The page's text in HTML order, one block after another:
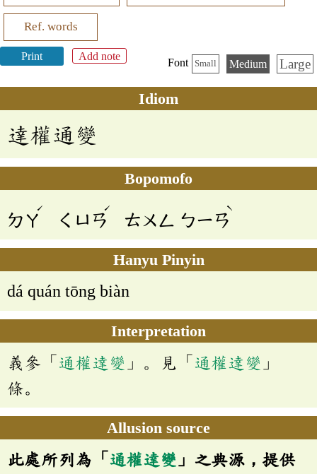
Ref. words
Print Add note
Font Small Medium Large
Idiom
達權通變
Bopomofo
ㄉㄚ
ˊ
ㄑㄩㄢ
ˊ
ㄊㄨㄥ ㄅㄧㄢ
ˋ
Hanyu Pinyin
dá quán tōng biàn
Interpretation
義參「 通權達變 」。見「 通權達變 」
條。
Allusion source
此處所列為「 通權達變 」之典源，提供